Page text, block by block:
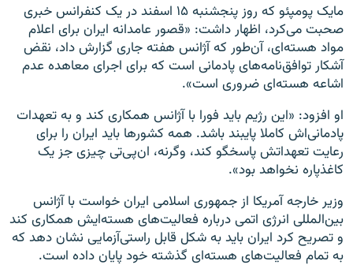
مایک پومپئو که روز پنجشنبه ۱۵ اسفند در یک کنفرانس خبری
صحبت می‌کرد، اظهار داشت: «قصور عامدانه ایران برای اعلام
مواد هسته‌ای، آن‌طور که آژانس هفته جاری گزارش داد، نقض
آشکار توافق‌نامه‌های پادمانی است که برای اجرای معاهده عدم
اشاعه هسته‌ای ضروری است».
او افزود: «این رژیم باید فورا با آژانس همکاری کند و به تعهدات
پادمانی‌اش کاملا پایبند باشد. همه کشورها باید ایران را برای
رعایت تعهداتش پاسخگو کند، وگرنه، ان‌پی‌تی چیزی جز یک
کاغذپاره نخواهد بود».
وزیر خارجه آمریکا از جمهوری اسلامی ایران خواست با آژانس
بین‌المللی انرژی اتمی درباره فعالیت‌های هسته‌ایش همکاری کند
و تصریح کرد ایران باید به شکل قابل راستی‌آزمایی نشان دهد که
به تمام فعالیت‌های هسته‌ای گذشته خود پایان داده است.